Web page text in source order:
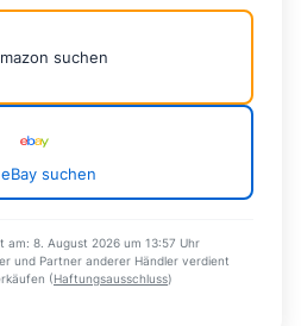
suchen
suchen
am: 8. August 2026 um 13:57 Uhr
und Partner anderer Händler verdient
(Haftungsausschluss)